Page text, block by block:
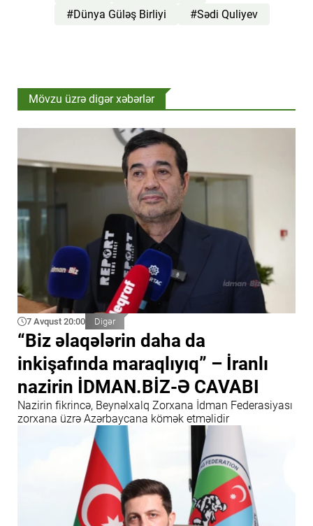
#Dünya Güləş Birliyi
#Sədi Quliyev
Mövzu üzrə digər xəbərlər
7 Avqust 20:00 Digər
“Biz əlaqələrin daha da
inkişafında maraqlıyıq” – İranlı
nazirin İDMAN.BİZ-Ə CAVABI
Nazirin fikrincə, Beynəlxalq Zorxana İdman Federasiyası
zorxana üzrə Azərbaycana kömək etməlidir